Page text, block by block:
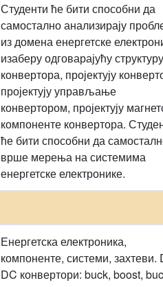
Студенти ће бити способни да
самостално анализирају
из домена енергетске
изаберу одговарајућу структуру
конвертора, пројектују
пројектују управљање
конвертором, пројектују
компоненте конвертора.
ће бити способни да
врше мерења на системима
енергетске електронике.
Енергетска електроника,
компоненте, системи, захтеви.
DC конвертори: buck, boost,